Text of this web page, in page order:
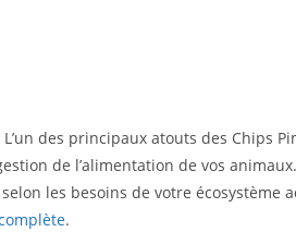
L’un des principaux atouts des Chips
de l’alimentation de vos
les besoins de votre écosystème
.